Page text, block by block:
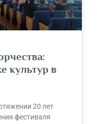
культур в
20 лет
фестиваля